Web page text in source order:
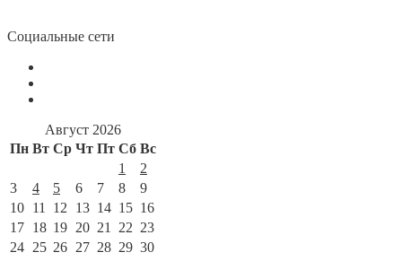
Социальные сети
Август 2026
Пн Вт Ср Чт Пт Сб Вс
1
2
3
4 5 6 7 8
9
10 11 12 13 14 15 16
17 18 19 20 21 22 23
24 25 26 27 28 29 30